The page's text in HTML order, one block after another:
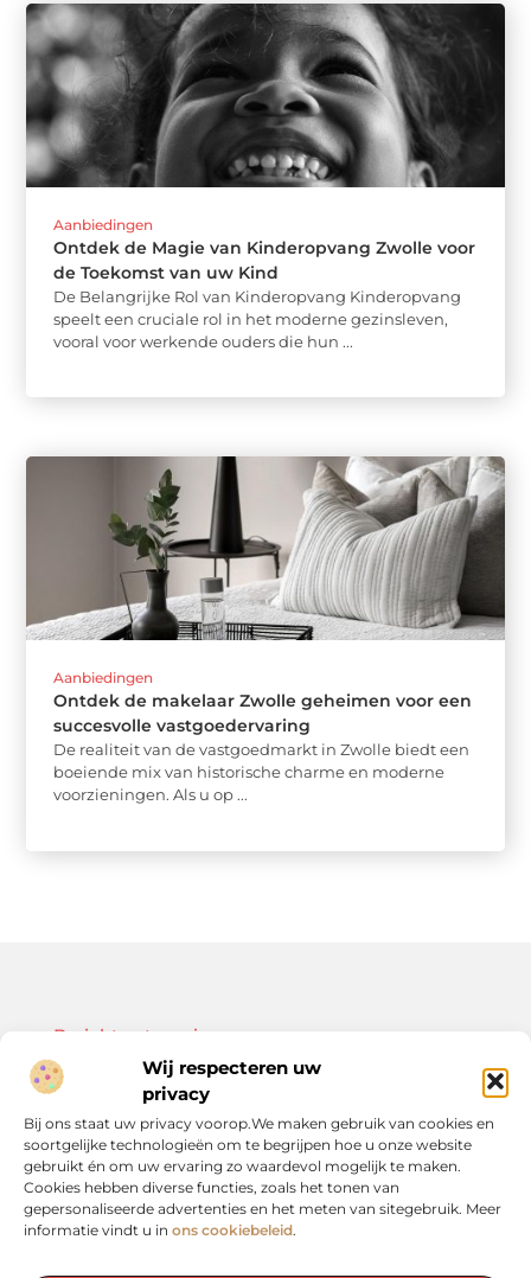
Wij respecteren uw
privacy
Bij ons staat uw privacy voorop.We maken gebruik van cookies en
soortgelijke technologieën om te begrijpen hoe u onze website
gebruikt én om uw ervaring zo waardevol mogelijk te maken.
Cookies hebben diverse functies, zoals het tonen van
gepersonaliseerde advertenties en het meten van sitegebruik. Meer
informatie vindt u in ons cookiebeleid.
Aanbiedingen
Ontdek de Magie van Kinderopvang Zwolle voor
de Toekomst van uw Kind
De Belangrijke Rol van Kinderopvang Kinderopvang
speelt een cruciale rol in het moderne gezinsleven,
vooral voor werkende ouders die hun ...
Aanbiedingen
Ontdek de makelaar Zwolle geheimen voor een
succesvolle vastgoedervaring
De realiteit van de vastgoedmarkt in Zwolle biedt een
boeiende mix van historische charme en moderne
voorzieningen. Als u op ...
Onze informatie
Bericht categorie